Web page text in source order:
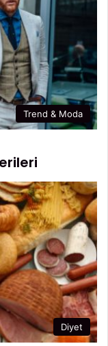
Trend & Moda
Diyet